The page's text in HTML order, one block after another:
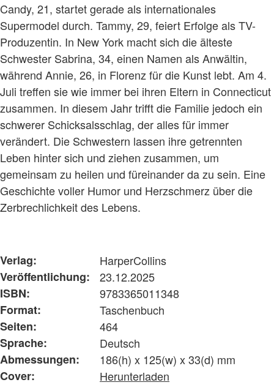
Candy, 21, startet gerade als internationales
Supermodel durch. Tammy, 29, feiert Erfolge als TV-
Produzentin. In New York macht sich die älteste
Schwester Sabrina, 34, einen Namen als Anwältin,
während Annie, 26, in Florenz für die Kunst lebt. Am 4.
Juli treffen sie wie immer bei ihren Eltern in Connecticut
zusammen. In diesem Jahr trifft die Familie jedoch ein
schwerer Schicksalsschlag, der alles für immer
verändert. Die Schwestern lassen ihre getrennten
Leben hinter sich und ziehen zusammen, um
gemeinsam zu heilen und füreinander da zu sein. Eine
Geschichte voller Humor und Herzschmerz über die
Zerbrechlichkeit des Lebens.
Verlag:
HarperCollins
Veröffentlichung:
23.12.2025
ISBN:
9783365011348
Format:
Taschenbuch
Seiten:
464
Sprache:
Deutsch
Abmessungen:
186(h) x 125(w) x 33(d) mm
Cover:
Herunterladen